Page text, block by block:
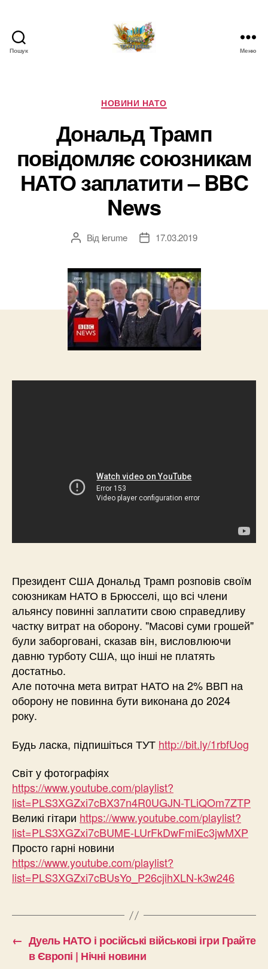
Пошук
Новини
про
НАТО
в
Україні
Меню
Категорії
НОВИНИ НАТО
Дональд Трамп
повідомляє союзникам
НАТО заплатити – BBC
News
Автор
Від lerume
Дата17.03.2019
Президент США Дональд Трамп розповів своїм
союзникам НАТО в Брюсселі, що всі члени
альянсу повинні заплатити свою справедливу
частку витрат на оборону. "Масові суми грошей"
були заборговані, сказав він, висловлюючи
давню турботу США, що інші не платять
достатньо.
Але поточна мета витрат НАТО на 2% ВВП на
оборону не повинна бути виконана до 2024
року.
Будь ласка, підпишіться ТУТ http://bit.ly/1rbfUog
Світ у фотографіях
https://www.youtube.com/playlist?
list=PLS3XGZxi7cBX37n4R0UGJN-TLiQOm7ZTP
Великі гітари https://www.youtube.com/playlist?
list=PLS3XGZxi7cBUME-LUrFkDwFmiEc3jwMXP
Просто гарні новини
https://www.youtube.com/playlist?
list=PLS3XGZxi7cBUsYo_P26cjihXLN-k3w246
← Дуель НАТО і російські військові ігри Грайте
в Європі | Нічні новини